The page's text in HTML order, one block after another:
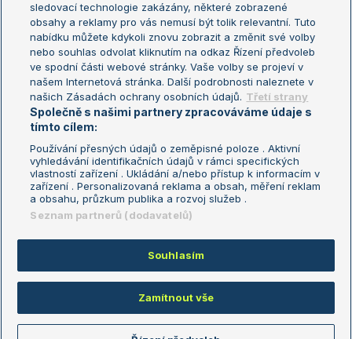
Turnaj mistryň
Aktualní trendy
Fotbalové přestupy
Livesport Daily
LS Prague Open
Podmínky užití
Nastavení soukromí
GDPR a žurnalistika
Reklama
Kontakt
Informace o zpracování osobních
údajů
Copyright © 2008-2026 TenisPortal.cz. Využíváme zpravodajství ČTK.
sledovací technologie zakázány, některé zobrazené
obsahy a reklamy pro vás nemusí být tolik relevantní. Tuto
nabídku můžete kdykoli znovu zobrazit a změnit své volby
nebo souhlas odvolat kliknutím na odkaz Řízení předvoleb
ve spodní části webové stránky. Vaše volby se projeví v
našem Internetová stránka. Další podrobnosti naleznete v
našich Zásadách ochrany osobních údajů. Třetí strany
Společně s našimi partnery zpracováváme údaje s
tímto cílem:
Používání přesných údajů o zeměpisné poloze . Aktivní
vyhledávání identifikačních údajů v rámci specifických
vlastností zařízení . Ukládání a/nebo přístup k informacím v
zařízení . Personalizovaná reklama a obsah, měření reklam
a obsahu, průzkum publika a rozvoj služeb .
Seznam partnerů (dodavatelů)
Souhlasím
Zamítnout vše